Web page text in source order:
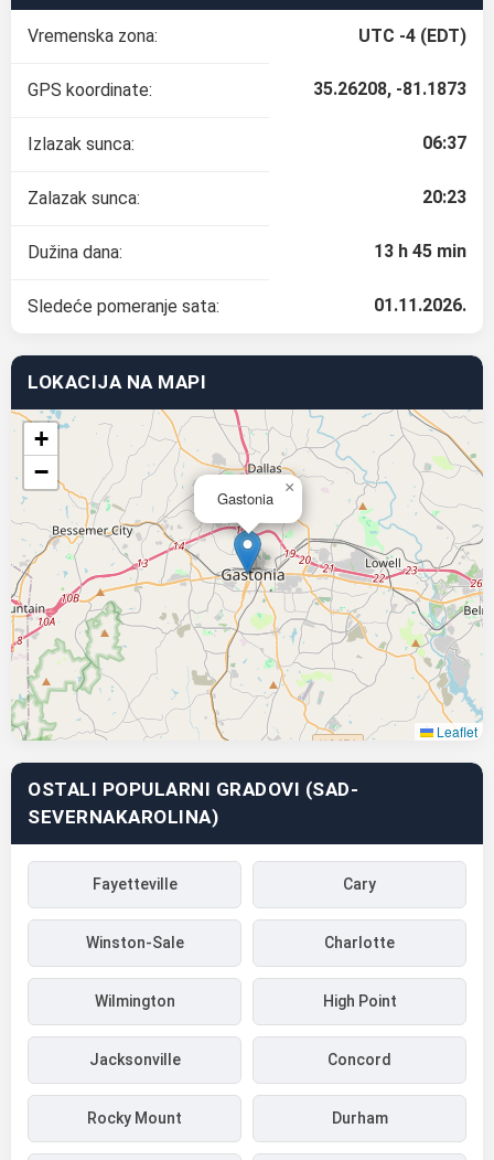
Vremenska zona: UTC -4 (EDT)
GPS koordinate: 35.26208, -81.1873
Izlazak sunca: 06:37
Zalazak sunca: 20:23
Dužina dana: 13 h 45 min
Sledeće pomeranje sata: 01.11.2026.
LOKACIJA NA MAPI
Gastonia
×
+
−
Leaflet
OSTALI POPULARNI GRADOVI (SAD-
SEVERNAKAROLINA)
Fayetteville Cary
Winston-Sale Charlotte
Wilmington High Point
Jacksonville Concord
Rocky Mount Durham